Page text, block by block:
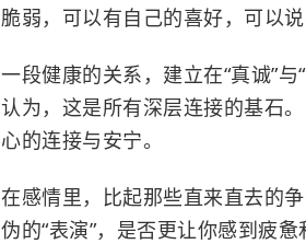
脆弱，可以有自己的喜好，可以说
一段健康的关系，建立在“真诚”
认为，这是所有深层连接的基石
心的连接与安宁。
在感情里，比起那些直来直去的
伪的“表演”，是否更让你感到疲